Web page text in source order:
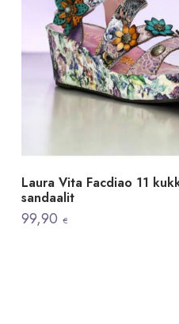
Laura Vita Facdiao 11
sandaalit
99,90€